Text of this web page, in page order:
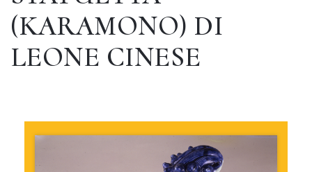
(KARAMONO) DI
LEONE CINESE